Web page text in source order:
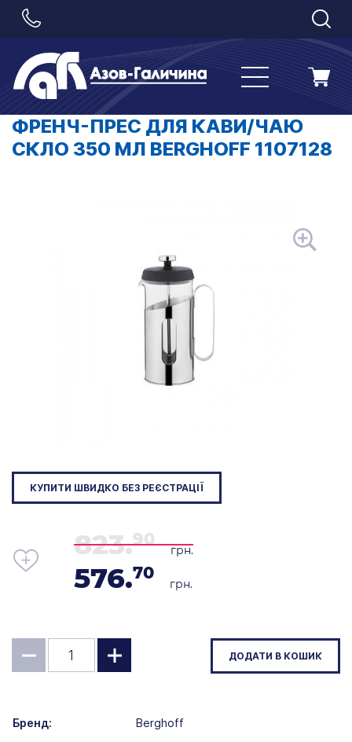
ФРЕНЧ-ПРЕС ДЛЯ КАВИ/ЧАЮ
СКЛО 350 МЛ BERGHOFF 1107128
КУПИТИ ШВИДКО БЕЗ РЕЄСТРАЦІЇ
823.90
грн.
576.70
грн.
ДОДАТИ В КОШИК
Бренд: Berghoff